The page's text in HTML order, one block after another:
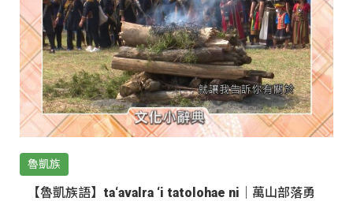
魯凱族
【魯凱族語】ta‘avalra ‘i tatolohae ni｜萬山部落勇